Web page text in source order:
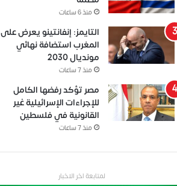
منذ 6 ساعات
التايمز: إنفانتينو يعرض على
المغرب استضافة نهائي
مونديال 2030
منذ 7 ساعات
مصر تؤكد رفضها الكامل
للإجراءات الإسرائيلية غير
القانونية في فلسطين
منذ 7 ساعات
لمتابعة اخر الاخبار